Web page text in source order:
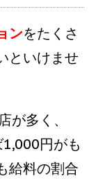
ンをたくさ
といけませ
が多く、
円がも
給料の割合